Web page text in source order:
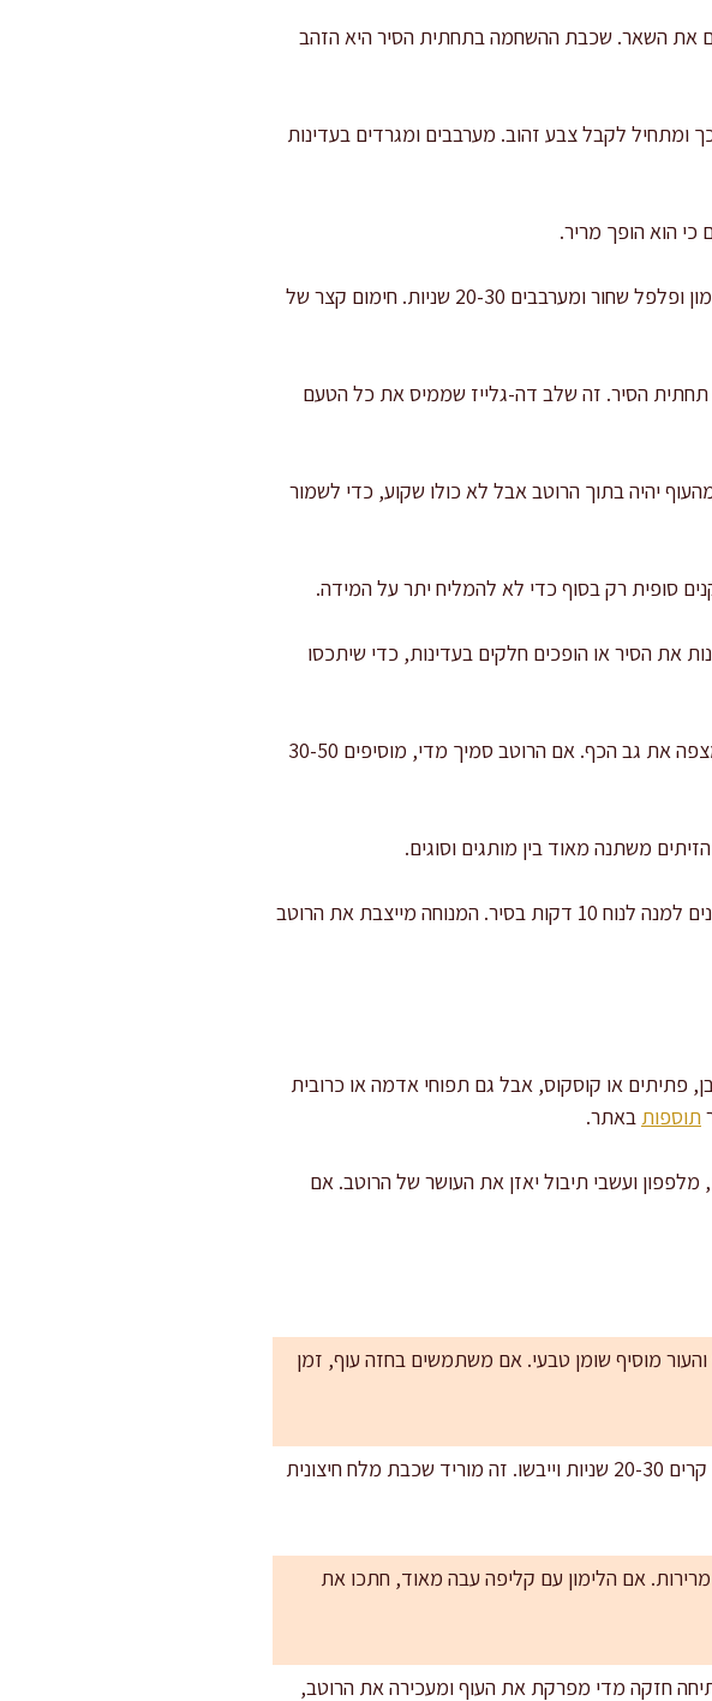
אם יש שומן עודף, משאירים בסיר כ-15 מ"ל ומסננים את השאר. שכבת ההשחמה בתחתית הסיר היא הזהב
עד שהוא מתרכך ומתחיל לקבל צבע זהוב. מערבבים ומגרדים בעדינות
פותחים תיבול: מוסיפים רסק עגבניות ומטגנים 1 דקה, ואז מוסיפים פפריקה, כמון ופלפל שחור ומערבבים 20-30 שניות. חימום קצר של
גירוד תחתית הסיר. זה שלב דה-גלייז שממיס את כל הטעם
יהיה בתוך הרוטב אבל לא כולו שקוע, כדי לשמור
דקות. אחת ל-15 דקות מנערים בעדינות את הסיר או הופכים חלקים בעדינות, כדי שיתכסו
מסירים מכסה ומבשלים עוד 10-15 דקות לצמצום. המטרה היא רוטב סמיך שמצפה את גב הכף. אם הרוטב סמיך מדי, מוסיפים 30-50
משתנה מאוד בין מותגים וסוגים.
מסיימים עם עשבי תיבול: מכבים את האש, מפזרים כוסברה או פטרוזיליה, ונותנים למנה לנוח 10 דקות בסיר. המנוחה מייצבת את הרוטב
פתיתים או קוסקוס, אבל גם תפוחי אדמה או כרובית
תוספות באתר.
ועשבי תיבול יאזן את העושר של הרוטב. אם
והעור מוסיף שומן טבעי. אם משתמשים בחזה עוף, זמן
שליטה במליחות: אם הזיתים מלוחים במיוחד, שטפו אותם במסננת תחת מים קרים 20-30 שניות וייבשו. זה מוריד שכבת מלח חיצונית
מרירות. אם הלימון עם קליפה עבה מאוד, חתכו את
חזקה מדי מפרקת את העוף ומעכירה את הרוטב,